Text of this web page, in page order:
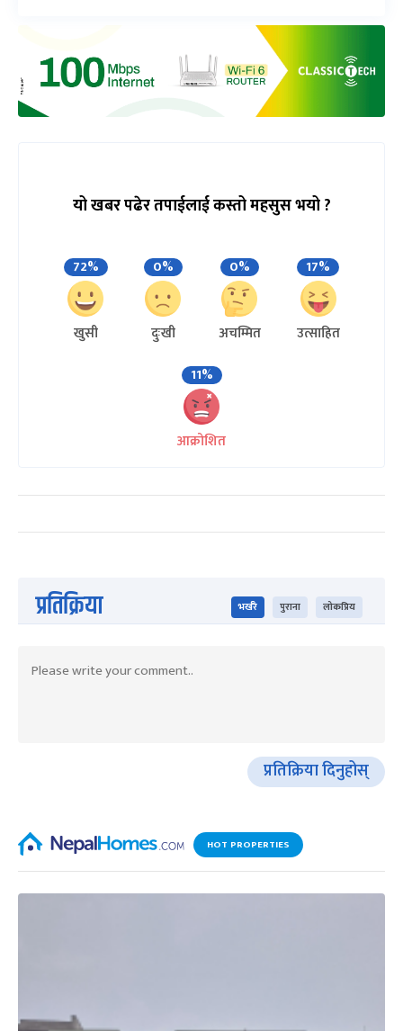
यो खबर पढेर तपाईलाई कस्तो महसुस भयो ?
72%
खुसी
0%
दुःखी
0%
अचम्मित
17%
उत्साहित
11%
आक्रोशित
प्रतिक्रिया भर्खरै पुराना लोकप्रिय
प्रतिक्रिया दिनुहोस्
HOT PROPERTIES